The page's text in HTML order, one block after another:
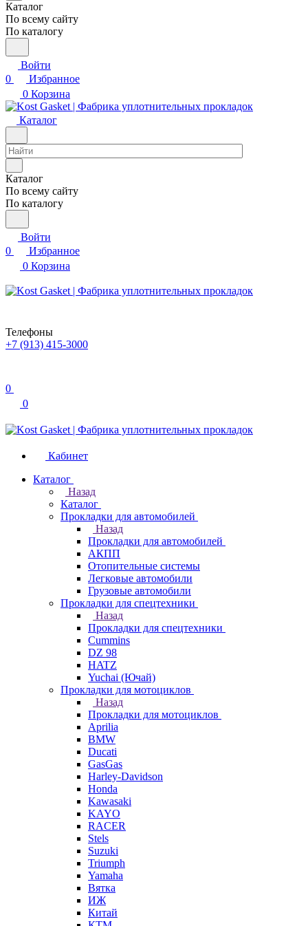
Каталог
По всему сайту
По каталогу
Войти
0
Избранное
0 Корзина
Каталог
Каталог
По всему сайту
По каталогу
Войти
0
Избранное
0 Корзина
Телефоны
+7 (913) 415-3000
0
0
Кабинет
Каталог
Назад
Каталог
Прокладки для автомобилей
Назад
Прокладки для автомобилей
АКПП
Отопительные системы
Легковые автомобили
Грузовые автомобили
Прокладки для спецтехники
Назад
Прокладки для спецтехники
Cummins
DZ 98
HATZ
Yuchai (Ючай)
Прокладки для мотоциклов
Назад
Прокладки для мотоциклов
Aprilia
BMW
Ducati
GasGas
Harley-Davidson
Honda
Kawasaki
KAYO
RACER
Stels
Suzuki
Triumph
Yamaha
Вятка
ИЖ
Китай